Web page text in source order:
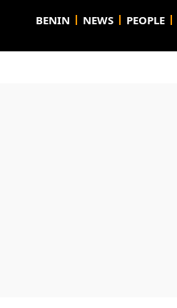
BENIN NEWS PEOPLE